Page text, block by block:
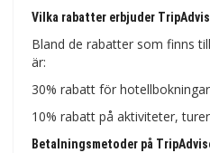
Vilka rabatter erbjuder
Bland de rabatter som finns
är:
30% rabatt för
10% rabatt på aktiviteter,
Betalningsmetoder på